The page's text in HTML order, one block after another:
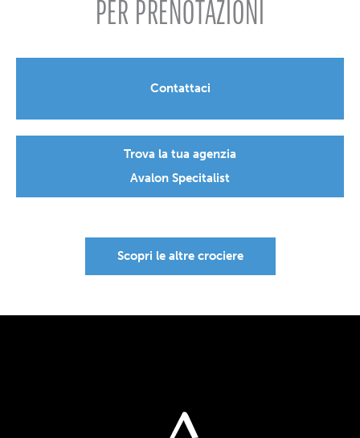
PER PRENOTAZIONI
Contattaci
Trova la tua agenzia
Avalon Specitalist
Scopri le altre crociere